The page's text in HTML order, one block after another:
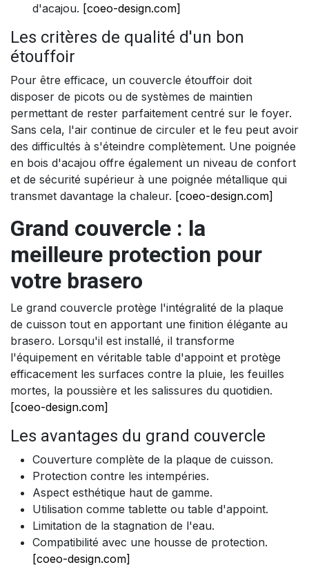
d'acajou. [coeo-design.com]
Les critères de qualité d'un bon
étouffoir
Pour être efficace, un couvercle étouffoir doit
disposer de picots ou de systèmes de maintien
permettant de rester parfaitement centré sur le foyer.
Sans cela, l'air continue de circuler et le feu peut avoir
des difficultés à s'éteindre complètement. Une poignée
en bois d'acajou offre également un niveau de confort
et de sécurité supérieur à une poignée métallique qui
transmet davantage la chaleur. [coeo-design.com]
Grand couvercle : la
meilleure protection pour
votre brasero
Le grand couvercle protège l'intégralité de la plaque
de cuisson tout en apportant une finition élégante au
brasero. Lorsqu'il est installé, il transforme
l'équipement en véritable table d'appoint et protège
efficacement les surfaces contre la pluie, les feuilles
mortes, la poussière et les salissures du quotidien.
[coeo-design.com]
Les avantages du grand couvercle
Couverture complète de la plaque de cuisson.
Protection contre les intempéries.
Aspect esthétique haut de gamme.
Utilisation comme tablette ou table d'appoint.
Limitation de la stagnation de l'eau.
Compatibilité avec une housse de protection.
[coeo-design.com]